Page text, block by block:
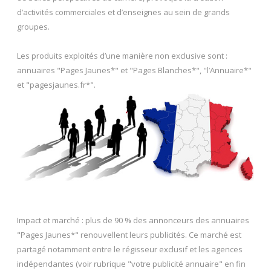
d’activités commerciales et d’enseignes au sein de grands
groupes.
Les produits exploités d’une manière non exclusive sont :
annuaires "Pages Jaunes*" et "Pages Blanches*", "l’Annuaire*"
et "pagesjaunes.fr*".
Impact et marché : plus de 90 % des annonceurs des annuaires
"Pages Jaunes*" renouvellent leurs publicités. Ce marché est
partagé notamment entre le régisseur exclusif et les agences
indépendantes (voir rubrique "votre publicité annuaire" en fin